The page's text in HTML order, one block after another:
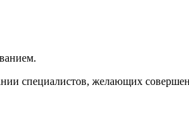
специалистов, желающих